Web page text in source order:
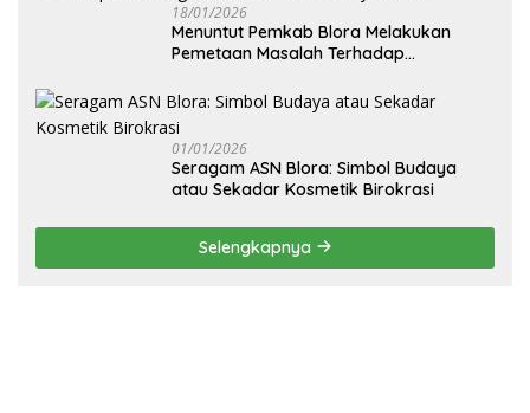
18/01/2026
‎Menuntut Pemkab Blora Melakukan
Pemetaan Masalah Terhadap
Blora
01/01/2026
‎Seragam ASN Blora: Simbol Budaya
atau Sekadar Kosmetik Birokrasi
Selengkapnya